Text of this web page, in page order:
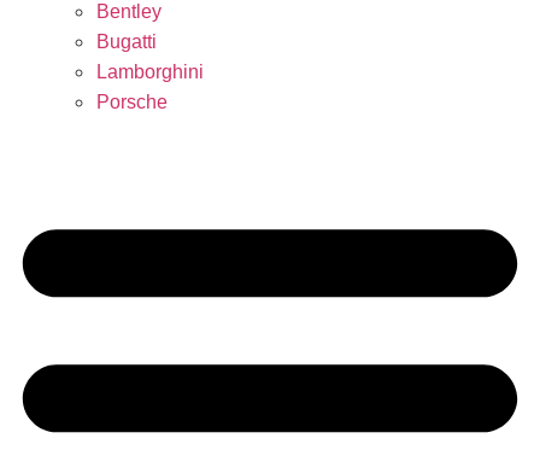
Bentley
Bugatti
Lamborghini
Porsche